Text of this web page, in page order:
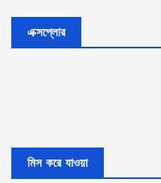
এক্সপ্লোর
মিস করে যাওয়া